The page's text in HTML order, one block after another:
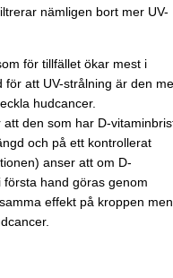
nämligen bort mer UV-
för tillfället ökar mest i
att UV-strålning är den
hudcancer.
den som har D-
och på ett kontrollerat
anser att om D-
hand göras genom
effekt på kroppen men